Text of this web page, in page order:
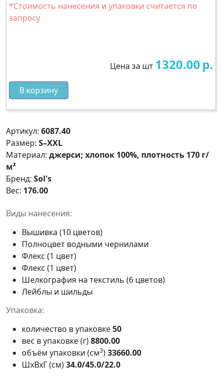
*Стоимость нанесения и упаковки считается по
запросу
Цена за шт 1320.00р.
В корзину
Артикул: 6087.40
Размер: S–XXL
Материал: джерси; хлопок 100%, плотность 170 г/
м²
Бренд: Sol's
Вес: 176.00
Виды нанесения:
Вышивка (10 цветов)
Полноцвет водными чернилами
Флекс (1 цвет)
Флекс (1 цвет)
Шелкография на текстиль (6 цветов)
Лейблы и шильды
Упаковка:
количество в упаковке50
вес в упаковке (г)8800.00
объём упаковки (см3)33660.00
ШxВxГ (см)34.0/45.0/22.0